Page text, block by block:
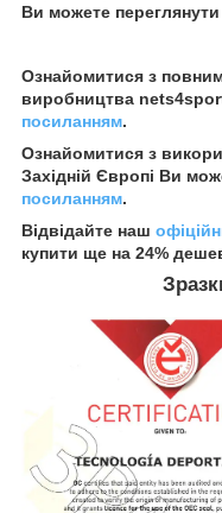
Ви можете переглянути
Ознайомитися з
виробництва
посиланням.
Ознайомитися з
Західній Європі Ви
посиланням.
Відвідайте наш
купити ще на 24%